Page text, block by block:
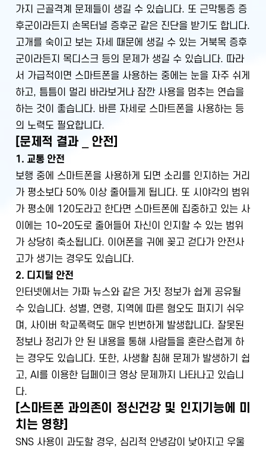
가지 근골격계 문제들이 생길 수 있습니다. 또 근막통증 증
후군이라든지 손목터널 증후군 같은 진단을 받기도 합니다.
고개를 숙이고 보는 자세 때문에 생길 수 있는 거북목 증후
군이라든지 목디스크 등의 문제가 생길 수 있습니다. 따라
서 가급적이면 스마트폰을 사용하는 중에는 눈을 자주 쉬게
하고, 틈틈이 멀리 바라보거나 잠깐 사용을 멈추는 연습을
하는 것이 좋습니다. 바른 자세로 스마트폰을 사용하는 등
의 노력도 필요합니다.
[문제적 결과 _ 안전]
1. 교통 안전
보행 중에 스마트폰을 사용하게 되면 소리를 인지하는 거리
가 평소보다 50% 이상 줄어들게 됩니다. 또 시야각의 범위
가 평소에 120도라고 한다면 스마트폰에 집중하고 있는 사
이에는 10~20도로 줄어들어 자신이 인지할 수 있는 범위
가 상당히 축소됩니다. 이어폰을 귀에 꽂고 걷다가 안전사
고가 생기는 경우도 있습니다.
2. 디지털 안전
인터넷에서는 가짜 뉴스와 같은 거짓 정보가 쉽게 공유될
수 있습니다. 성별, 연령, 지역에 따른 혐오도 퍼지기 쉬우
며, 사이버 학교폭력도 매우 빈번하게 발생합니다. 잘못된
정보나 정리가 안 된 내용을 통해 사람들을 혼란스럽게 하
는 경우도 있습니다. 또한, 사생활 침해 문제가 발생하기 쉽
고, AI를 이용한 딥페이크 영상 문제까지 나타나고 있습니
다.
[스마트폰 과의존이 정신건강 및 인지기능에 미
치는 영향]
SNS 사용이 과도할 경우, 심리적 안녕감이 낮아지고 우울